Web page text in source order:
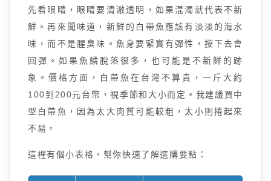
先看眼睛，眼睛要清澈透明，如果混濁就代表不新
鮮。再來聞味道，新鮮的白帶魚應該有淡淡的海水
味，而不是腥臭味。魚身要緊實有彈性，按下去會
回彈。如果魚鱗脫落很多，也可能是不新鮮的跡
象。價格方面，白帶魚在台灣不算貴，一斤大約
100到200元台幣，視季節和大小而定。我建議買中
型白帶魚，因為太大肉質可能較粗，太小則捲起來
不易。
這裡有個小表格，幫你快速了解選購要點：